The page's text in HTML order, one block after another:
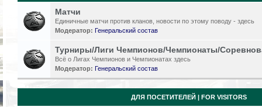
Матчи
Единичные матчи против кланов, новости по этому поводу - здесь
Модератор: Генеральский состав
Турниры/Лиги Чемпионов/Чемпионаты/
Всё о Лигах Чемпионов и Чемпионатах здесь
Модератор: Генеральский состав
ДЛЯ ПОСЕТИТЕЛЕЙ | FOR VISITORS